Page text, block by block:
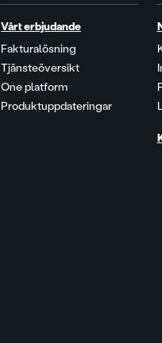
Vårt erbjudande
Fakturalösning
Tjänsteöversikt
One platform
Produktuppdateringar